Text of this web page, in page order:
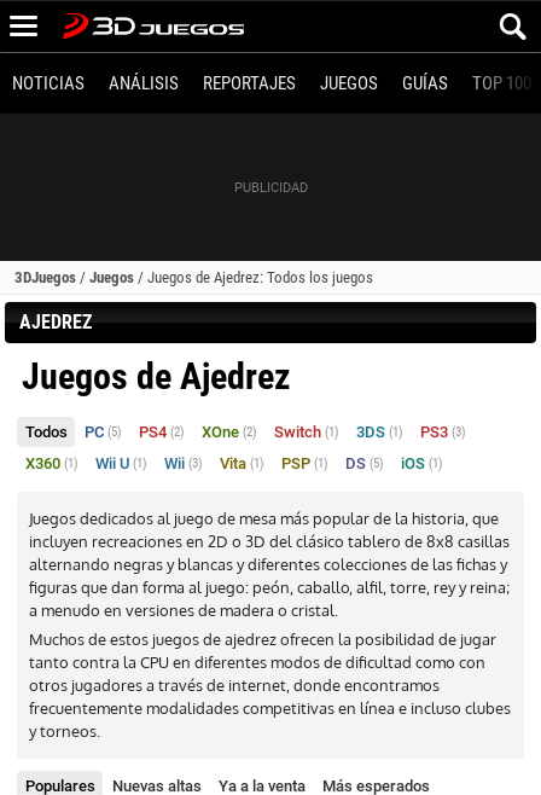
NOTICIAS ANÁLISIS REPORTAJES JUEGOS GUÍAS TOP 100
3DJuegos / Juegos / Juegos de Ajedrez: Todos los juegos
AJEDREZ
Juegos de Ajedrez
Todos PC (5) PS4 (2) XOne (2) Switch (1) 3DS (1) PS3 (3)
X360 (1) Wii U (1) Wii (3) Vita (1) PSP (1) DS (5) iOS (1)
Juegos dedicados al juego de mesa más popular de la historia, que
incluyen recreaciones en 2D o 3D del clásico tablero de 8x8 casillas
alternando negras y blancas y diferentes colecciones de las fichas y
figuras que dan forma al juego: peón, caballo, alfil, torre, rey y reina;
a menudo en versiones de madera o cristal.
Muchos de estos juegos de ajedrez ofrecen la posibilidad de jugar
tanto contra la CPU en diferentes modos de dificultad como con
otros jugadores a través de internet, donde encontramos
frecuentemente modalidades competitivas en línea e incluso clubes
y torneos.
Populares Nuevas altas Ya a la venta
Más esperados